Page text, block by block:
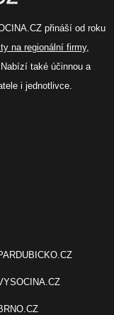
přináší od roku
na regionální firmy,
také účinnou a
i jednotlivce.